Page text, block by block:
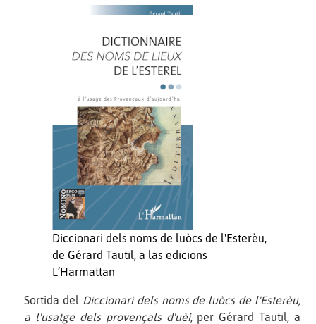
Diccionari dels noms de luòcs de l'Esterèu,
de Gérard Tautil, a las edicions
L’Harmattan
Sortida del Diccionari dels noms de luòcs de l'Esterèu,
a l'usatge dels provençals d'uèi, per Gérard Tautil, a